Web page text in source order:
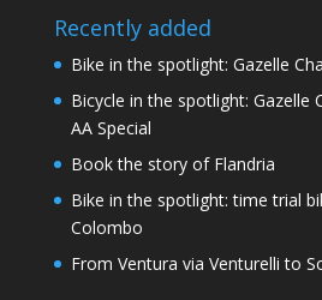
Recently added
Bike in the spotlight: Gazelle
Bicycle in the spotlight: Gazelle
AA Special
Book the story of Flandria
Bike in the spotlight: time trial
Colombo
From Ventura via Venturelli to